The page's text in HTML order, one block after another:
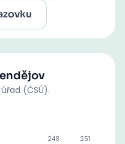
(ČSÚ).
248 251